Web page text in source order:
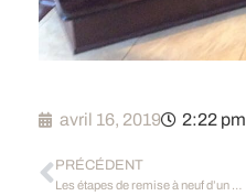
avril 16, 2019 2:22 pm
PRÉCÉDENT